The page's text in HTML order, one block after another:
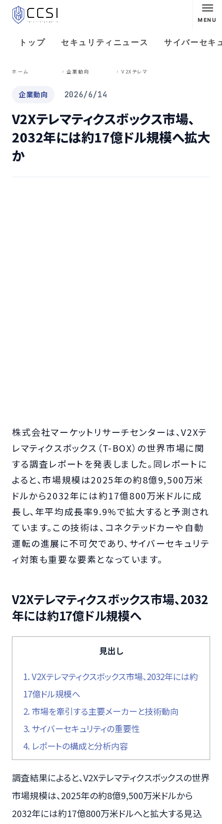
MENU
トップ セキュリティニュース サイバーセキ
ホーム 企業動向
企業動向 2026/6/14
V2Xテレマティクスボックス市場、
2032年には約17億ドル規模へ拡大
か
株式会社マーケットリサーチセンターは、V2Xテ
レマティクスボックス（T-BOX）の世界市場に関
する調査レポートを発表しました。同レポートに
よると、市場規模は2025年の約8億9,500万米
ドルから2032年には約17億800万米ドルに成
長し、年平均成長率9.9%で拡大すると予測され
ています。この技術は、コネクテッドカーや自動
運転の進展に不可欠であり、サイバーセキュリテ
ィ対策も重要な要素となっています。
V2Xテレマティクスボックス市場、2032
年には約17億ドル規模へ
見出し
1. V2Xテレマティクスボックス市場、2032年には約
17億ドル規模へ
2. 市場を牽引する主要メーカーと技術動向
3. サイバーセキュリティの重要性
4. レポートの構成と分析内容
調査結果によると、V2Xテレマティクスボックスの世界
市場規模は、2025年の約8億9,500万米ドルから
2032年には約17億800万米ドルへと拡大する見込